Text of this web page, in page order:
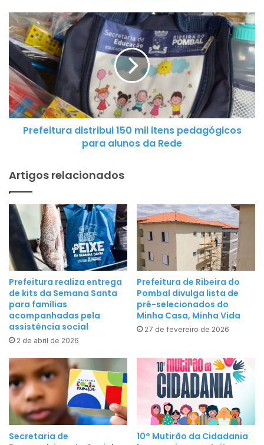
a
b
r
n
o
v
a
i
d
a
r
a
e
v
i
t
a
a
c
i
d
n
P
r
e
f
e
i
t
u
i
s
t
b
u
i
1
5
0
m
i
l
i
t
e
n
s
Prefeitura distribui 150 mil itens pedagógicos
para alunos da Rede
Artigos relacionados
Prefeitura realiza entrega
de kits da Semana Santa
para famílias
acompanhadas pela
assistência social
2 de abril de 2026
Prefeitura de Ribeira do
Pombal divulga lista de
pré-selecionados do
Minha Casa, Minha Vida
27 de fevereiro de 2026
Secretaria de
10° Mutirão da Cidadania